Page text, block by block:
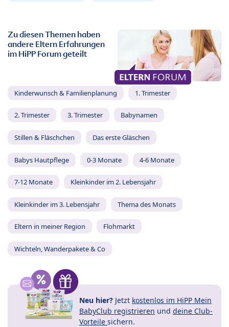
Zu diesen Themen haben
andere Eltern Erfahrungen
im HiPP Forum geteilt
Kinderwunsch & Familienplanung 1. Trimester
2. Trimester 3. Trimester Babynamen
Stillen & Fläschchen Das erste Gläschen
Babys Hautpflege 0-3 Monate 4-6 Monate
7-12 Monate Kleinkinder im 2. Lebensjahr
Kleinkinder im 3. Lebensjahr Thema des Monats
Eltern in meiner Region Flohmarkt
Wichteln, Wanderpakete & Co
Neu hier? Jetzt kostenlos im HiPP Mein
BabyClub registrieren und deine Club-
Vorteile sichern.